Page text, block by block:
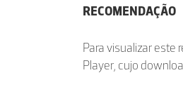
RECOMENDAÇÃO
Para visualizar este
Player, cujo